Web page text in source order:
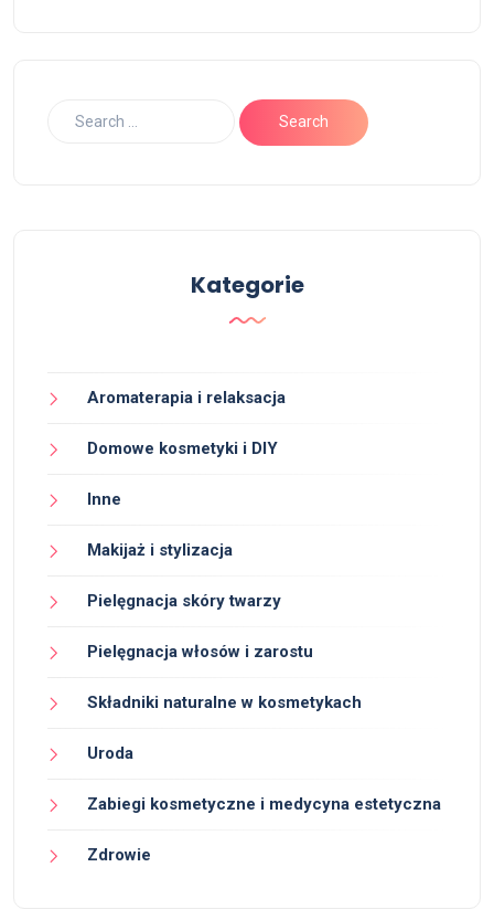
Kategorie
Aromaterapia i relaksacja
Domowe kosmetyki i DIY
Inne
Makijaż i stylizacja
Pielęgnacja skóry twarzy
Pielęgnacja włosów i zarostu
Składniki naturalne w kosmetykach
Uroda
Zabiegi kosmetyczne i medycyna estetyczna
Zdrowie